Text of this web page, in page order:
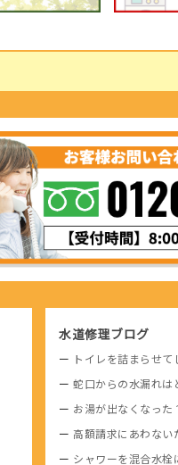
水道修理ブログ
トイレを詰まらせ
蛇口からの水漏れは
お湯が出なくなった
高額請求にあわない
シャワーを混合水栓